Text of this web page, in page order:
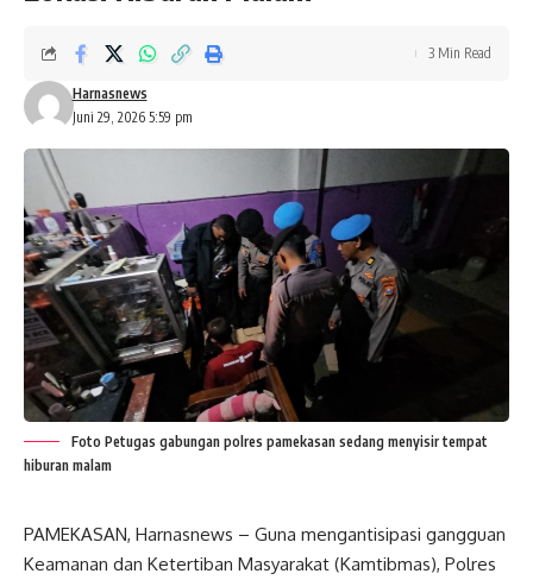
Juni 29, 2026 5:59 pm
Harnasnews
3 Min Read
Foto Petugas gabungan polres pamekasan sedang menyisir tempat
hiburan malam
PAMEKASAN, Harnasnews – Guna mengantisipasi gangguan
Keamanan dan Ketertiban Masyarakat (Kamtibmas), Polres